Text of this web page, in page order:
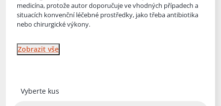
medicína, protože autor doporučuje ve vhodných případech a
situacích konvenční léčebné prostředky, jako třeba antibiotika
nebo chirurgické výkony.
Zobrazit vše
Vyberte kus